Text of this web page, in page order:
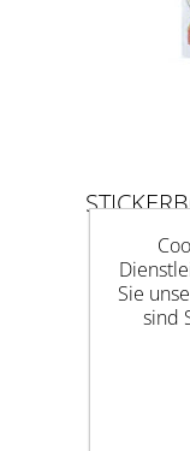
Sie
sind